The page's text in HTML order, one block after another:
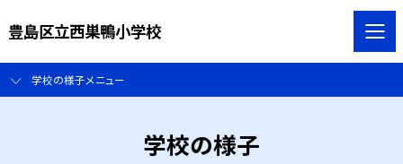
豊島区立西巣鴨小学校
学校の様子メニュー
学校の様子